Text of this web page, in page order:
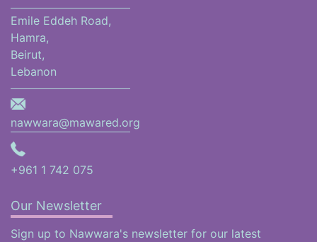
Emile Eddeh Road,
Hamra,
Beirut,
Lebanon
nawwara@mawared.org
+961 1 742 075
Our Newsletter
Sign up to Nawwara's newsletter for our latest